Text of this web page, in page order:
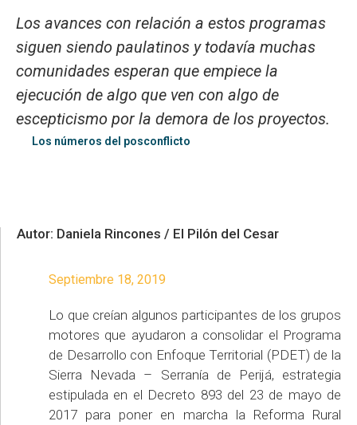
Los avances con relación a estos programas
siguen siendo paulatinos y todavía muchas
comunidades esperan que empiece la
ejecución de algo que ven con algo de
escepticismo por la demora de los proyectos.
Los números del posconflicto
Autor: Daniela Rincones / El Pilón del Cesar
Septiembre 18, 2019
Lo que creían algunos participantes de los grupos
motores que ayudaron a consolidar el Programa
de Desarrollo con Enfoque Territorial (PDET) de la
Sierra Nevada – Serranía de Perijá, estrategia
estipulada en el Decreto 893 del 23 de mayo de
2017 para poner en marcha la Reforma Rural